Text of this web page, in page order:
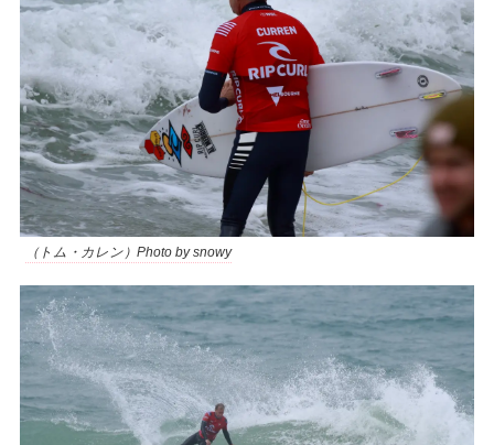
（トム・カレン）Photo by snowy